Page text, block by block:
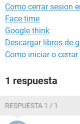
Como cerrar sesion
Face time
Google think
Descargar libros de
Como iniciar o
1 respuesta
RESPUESTA 1 / 1